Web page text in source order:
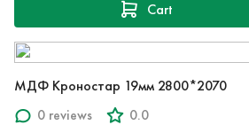
Cart
МДФ Кроностар 19мм 2800*2070
0 reviews
0.0